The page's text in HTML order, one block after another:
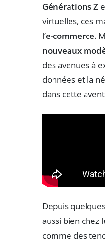
Générations Z
virtuelles, ces
l’e-commerce.
nouveaux
des avenues à
données et la
dans cette
Depuis
aussi bien chez
comme des